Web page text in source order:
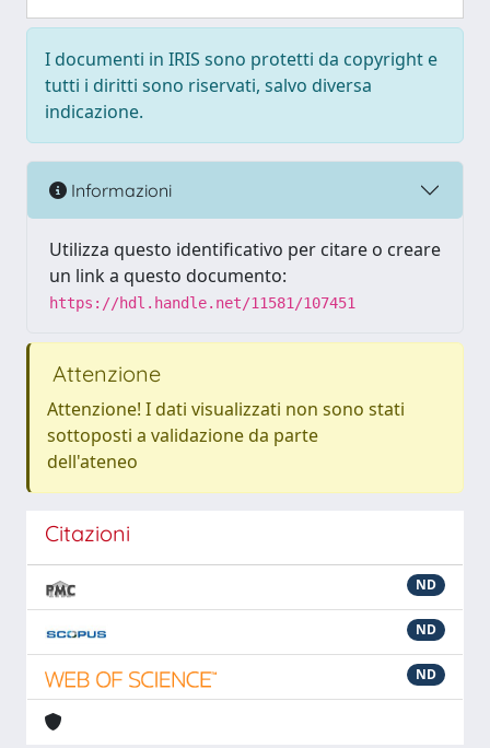
I documenti in IRIS sono protetti da copyright e
tutti i diritti sono riservati, salvo diversa
indicazione.
Informazioni
Utilizza questo identificativo per citare o creare
un link a questo documento:
https://hdl.handle.net/11581/107451
Attenzione
Attenzione! I dati visualizzati non sono stati
sottoposti a validazione da parte
dell'ateneo
Citazioni
ND
ND
ND